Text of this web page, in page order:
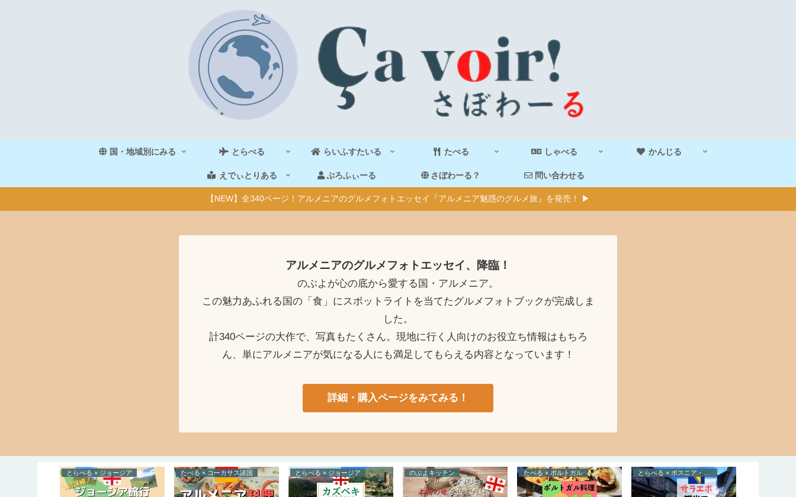
国・地域別にみる とらべる らいふすたいる たべる しゃべる かんじる
えでぃとりある ぷろふぃーる さぼわーる？ 問い合わせる
【NEW】全340ページ！アルメニアのグルメフォトエッセイ『アルメニア魅惑のグルメ旅』を発売！ ▶
アルメニアのグルメフォトエッセイ、降臨！
のぶよが心の底から愛する国・アルメニア。
この魅力あふれる国の「食」にスポットライトを当てたグルメフォトブックが完成しま
した。
計340ページの大作で、写真もたくさん。現地に行く人向けのお役立ち情報はもちろ
ん、単にアルメニアが気になる人にも満足してもらえる内容となっています！
詳細・購入ページをみてみる！
とらべる × ジョージア たべる × コーカサス諸国 とらべる × ジョージア のぶよキッチン たべる × ポルトガル